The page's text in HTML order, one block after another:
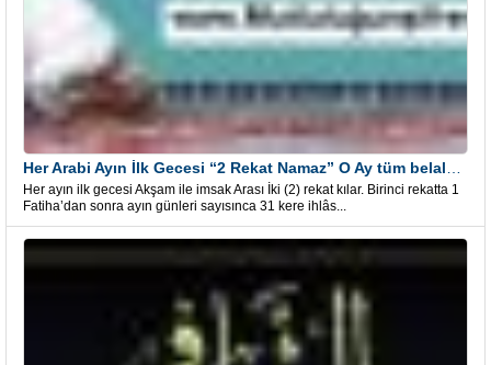
Her ayın ilk gecesi Akşam ile imsak Arası İki (2) rekat kılar. Birinci rekatta 1
Fatiha’dan sonra ayın günleri sayısınca 31 kere ihlâs...